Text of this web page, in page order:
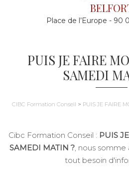
Place de l’Europe - 90
PUIS JE FAIRE
SAMEDI
CIBC Formation Conseil > PUIS JE FAIRE
Cibc Formation Conseil : PUIS
SAMEDI MATIN ?, nous
tout besoin